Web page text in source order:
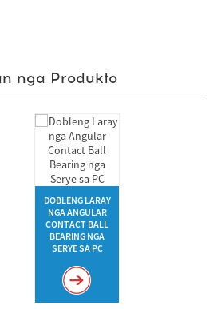
nga Produkto
DOBLENG LARAY
NGA ANGULAR
CONTACT BALL
BEARING NGA
SERYE SA PC